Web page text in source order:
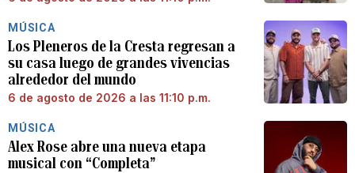
MÚSICA
Los Pleneros de la Cresta regresan a
su casa luego de grandes vivencias
alrededor del mundo
6 de agosto de 2026 a las 11:10 p.m.
MÚSICA
Alex Rose abre una nueva etapa
musical con “Completa”